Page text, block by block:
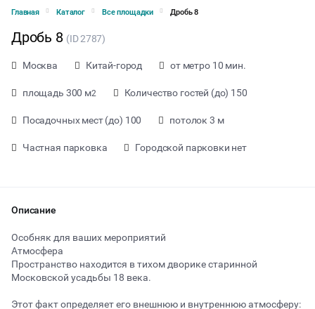
Главная Каталог Все площадки Дробь 8
Дробь 8 (ID 2787)
Москва Китай-город от метро 10 мин.
площадь 300 м2 Количество гостей (до) 150
Посадочных мест (до) 100 потолок 3 м
Частная парковка Городской парковки нет
Описание
Особняк для ваших мероприятий
Атмосфера
Пространство находится в тихом дворике старинной
Московской усадьбы 18 века.
Этот факт определяет его внешнюю и внутреннюю атмосферу:
от 3000 ₽ за час
Тип мероприятия